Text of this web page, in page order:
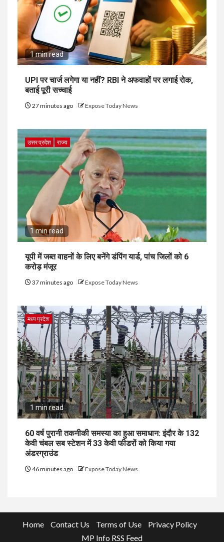
1 min read
UPI पर चार्ज लगेगा या नहीं? RBI ने अफवाहों पर लगाई रोक,
बताई पूरी सच्चाई
27 minutes ago Expose Today News
उत्तर प्रदेश राज्य
1 min read
यूपी में जब्त वाहनों के लिए बनेंगे डंपिंग यार्ड, पांच जिलों को 6
करोड़ मंजूर
37 minutes ago Expose Today News
मध्य प्रदेश
1 min read
60 वर्ष पुरानी तकनीकी समस्या का हुआ समाधान: इंदौर के 132
केवी चंबल सब स्टेशन में 33 केवी फीडरों को किया गया
अंडरग्राउंड
46 minutes ago Expose Today News
Home Contact Us Terms of Use
Privacy Policy
MP Info RSS Feed